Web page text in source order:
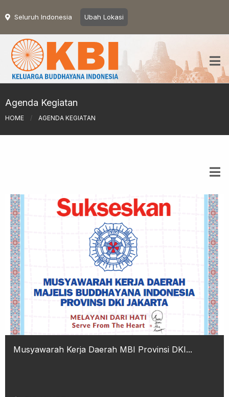
Seluruh Indonesia Ubah Lokasi
Agenda Kegiatan
HOME / AGENDA KEGIATAN
Musyawarah Kerja Daerah MBI Provinsi DKI...